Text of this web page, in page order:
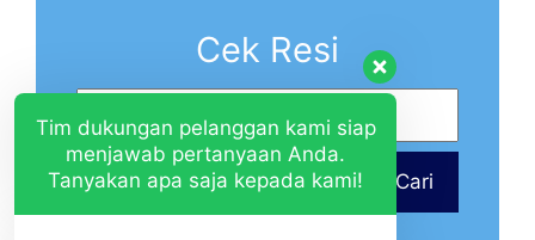
Cek Resi
Cari
Tim dukungan pelanggan kami siap
menjawab pertanyaan Anda.
Tanyakan apa saja kepada kami!